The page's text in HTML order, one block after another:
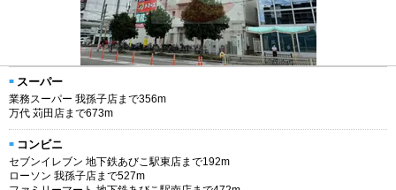
スーパー
業務スーパー 我孫子店まで356m
万代 苅田店まで673m
コンビニ
セブンイレブン 地下鉄あびこ駅東店まで192m
ローソン 我孫子店まで527m